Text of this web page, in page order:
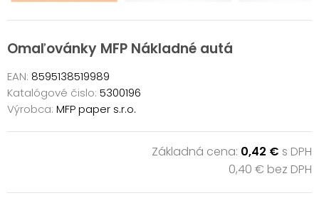
Omaľovánky MFP Nákladné autá
EAN: 8595138519989
Katalógové čislo: 5300196
Výrobca: MFP paper s.r.o.
Základná cena: 0,42 € s DPH
0,40 € bez DPH